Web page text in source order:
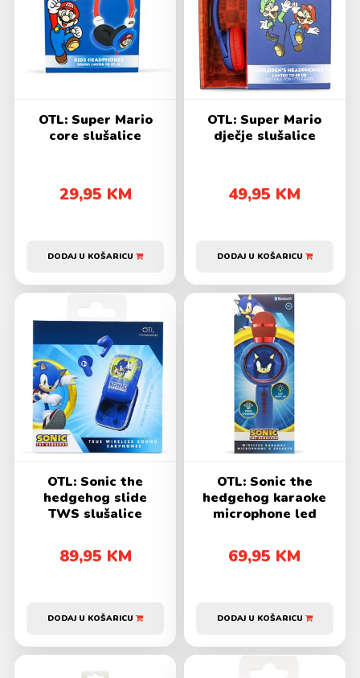
OTL: Super Mario
core slušalice
29,95 KM
DODAJ U KOŠARICU
OTL: Super Mario
dječje slušalice
49,95 KM
DODAJ U KOŠARICU
OTL: Sonic the
hedgehog slide
TWS slušalice
89,95 KM
DODAJ U KOŠARICU
OTL: Sonic the
hedgehog karaoke
microphone led
69,95 KM
DODAJ U KOŠARICU